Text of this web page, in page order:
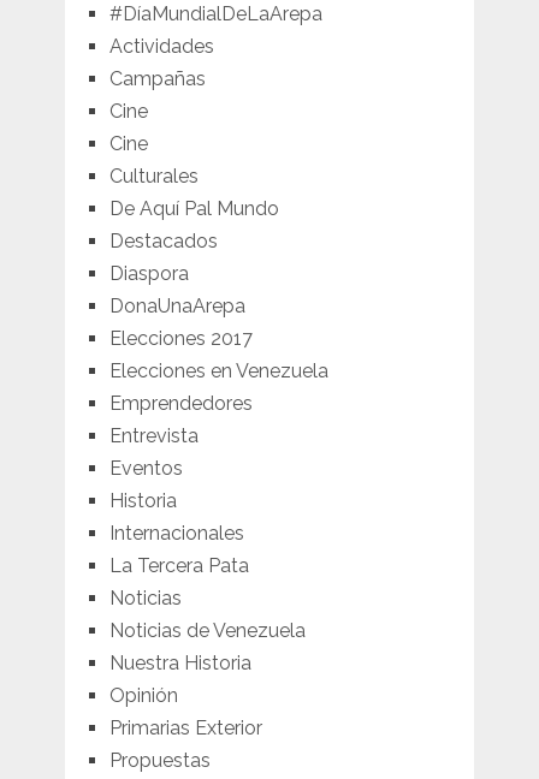
#DíaMundialDeLaArepa
Actividades
Campañas
Cine
Cine
Culturales
De Aquí Pal Mundo
Destacados
Diaspora
DonaUnaArepa
Elecciones 2017
Elecciones en Venezuela
Emprendedores
Entrevista
Eventos
Historia
Internacionales
La Tercera Pata
Noticias
Noticias de Venezuela
Nuestra Historia
Opinión
Primarias Exterior
Propuestas